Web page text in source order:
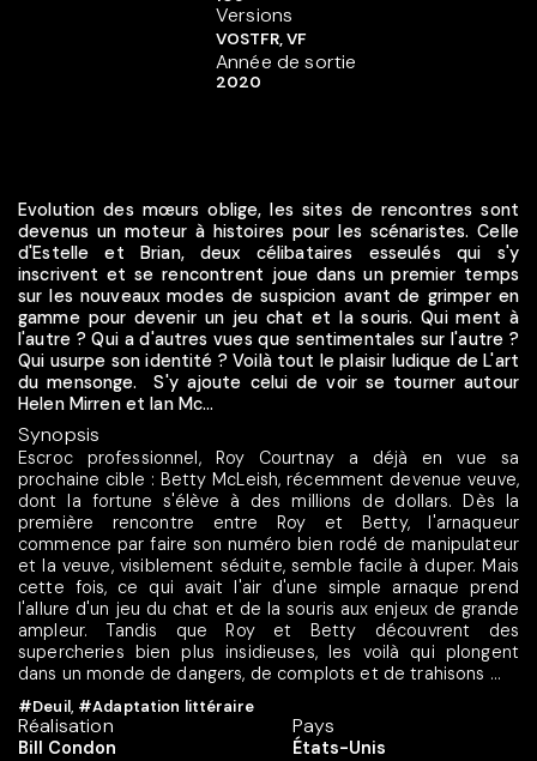
Versions
VOSTFR, VF
Année de sortie
2020
Evolution des mœurs oblige, les sites de rencontres sont
devenus un moteur à histoires pour les scénaristes. Celle
d'Estelle et Brian, deux célibataires esseulés qui s'y
inscrivent et se rencontrent joue dans un premier temps
sur les nouveaux modes de suspicion avant de grimper en
gamme pour devenir un jeu chat et la souris. Qui ment à
l'autre ? Qui a d'autres vues que sentimentales sur l'autre ?
Qui usurpe son identité ? Voilà tout le plaisir ludique de L'art
du mensonge. S'y ajoute celui de voir se tourner autour
Helen Mirren et Ian Mc...
Synopsis
Escroc professionnel, Roy Courtnay a déjà en vue sa
prochaine cible : Betty McLeish, récemment devenue veuve,
dont la fortune s'élève à des millions de dollars. Dès la
première rencontre entre Roy et Betty, l'arnaqueur
commence par faire son numéro bien rodé de manipulateur
et la veuve, visiblement séduite, semble facile à duper. Mais
cette fois, ce qui avait l'air d'une simple arnaque prend
l'allure d'un jeu du chat et de la souris aux enjeux de grande
ampleur. Tandis que Roy et Betty découvrent des
supercheries bien plus insidieuses, les voilà qui plongent
dans un monde de dangers, de complots et de trahisons …
#Deuil, #Adaptation littéraire
Réalisation
Bill Condon
Pays
États-Unis